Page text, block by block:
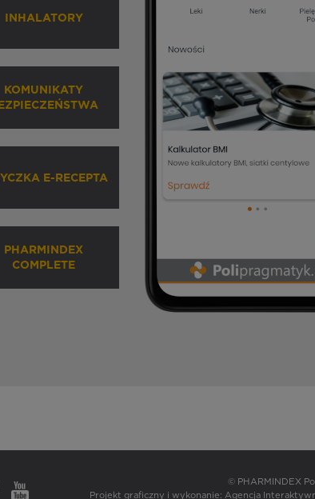
INHALATORY
KOMUNIKATY
E-RECEPTA
PHARMINDEX
COMPLETE
© PHARMINDEX
Projekt graficzny i wykonanie: Agencja